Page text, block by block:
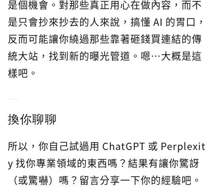
是個機會。對那些真正用心在做內容，而不
是只會抄來抄去的人來說，搞懂 AI 的胃口，
反而可能讓你繞過那些靠著砸錢買連結的傳
統大站，找到新的曝光管道。嗯…大概是這
樣吧。
換你聊聊
所以，你自己試過用 ChatGPT 或 Perplexit
y 找你專業領域的東西嗎？結果有讓你驚訝
（或驚嚇）嗎？留言分享一下你的經驗吧。